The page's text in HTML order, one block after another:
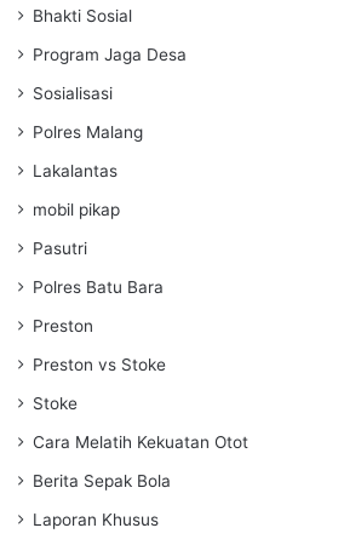
Bhakti Sosial
Program Jaga Desa
Sosialisasi
Polres Malang
Lakalantas
mobil pikap
Pasutri
Polres Batu Bara
Preston
Preston vs Stoke
Stoke
Cara Melatih Kekuatan Otot
Berita Sepak Bola
Laporan Khusus